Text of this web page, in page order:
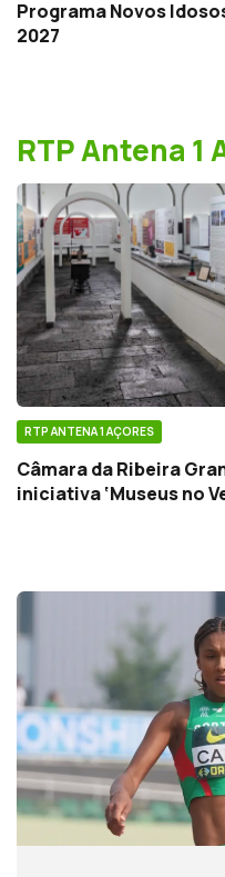
Programa Novos
2027
RTP Antena 1
RTP ANTENA 1 AÇORES
Câmara da Ribeira
iniciativa ‘Museus no